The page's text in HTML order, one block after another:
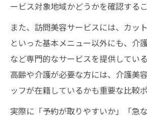
ービス対象地域かどうかを確認する
また、訪問美容サービスには、カッ
といった基本メニュー以外にも、介
など専門的なサービスを提供してい
高齢や介護が必要な方には、介護美
ッフが在籍しているかも重要な比較
実際に「予約が取りやすいか」「急